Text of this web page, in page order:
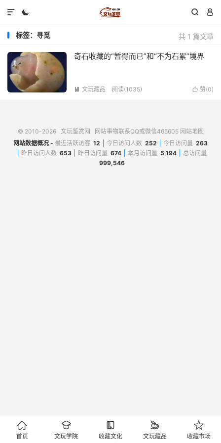
  

共 1 篇文章
标签：寻觅
奇石收藏的“暂得而已”和“不为石累”境界
 赞(0)
 文玩藏品 阅读(1035)
© 2010-2026 文玩鉴赏网 网站事物联系QQ或微信465605 网站地图
网站数据概况 - 最近活跃访客 12 今日访问人数 252 今日访问量 263
昨日访问人数 653 昨日访问量 674 本月访问量 5,194
总访问量
999,546

首页

文玩学院

收藏文化

文玩藏品

收藏市场